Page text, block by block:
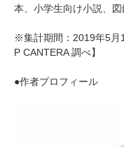
本、小学生向け小説、図
※集計期間：2019年5月
P CANTERA 調べ】
●作者プロフィール